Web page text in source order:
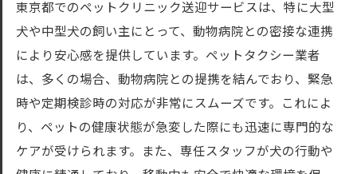
東京都でのペットクリニック送迎サービスは、特に大型
犬や中型犬の飼い主にとって、動物病院との密接な連携
により安心感を提供しています。ペットタクシー業者
は、多くの場合、動物病院との提携を結んでおり、緊急
時や定期検診時の対応が非常にスムーズです。これによ
り、ペットの健康状態が急変した際にも迅速に専門的な
ケアが受けられます。また、専任スタッフが犬の行動や